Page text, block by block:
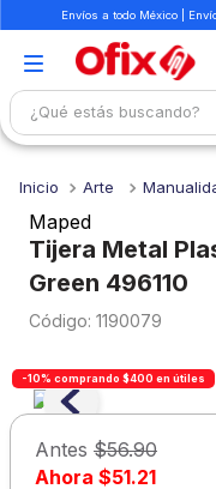
Envíos a todo México |
¿Qué estás buscando?
Arte
Maped
Tijera Metal
Green 496110
: 1190079
-10% comprando $400 en útiles
Antes $56.90
Ahora $51.21
1.
mochilas
2.
libretas
3.
cuaderno
4.
cuadernos
5.
colores
6.
boligrafo
7.
escritorio